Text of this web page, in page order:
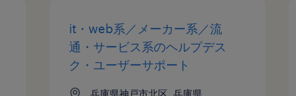
it・web系／メーカー系／流
通・サービス系のヘルプデス
ク・ユーザーサポート
兵庫県神戸市北区, 兵庫県